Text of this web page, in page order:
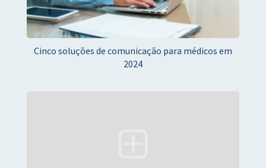
Cinco soluções de comunicação para médicos em
2024